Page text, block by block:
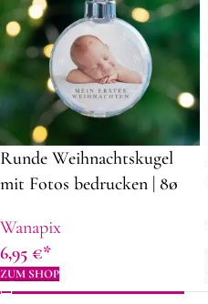
Runde Weihnachtskugel
mit Fotos bedrucken | 8ø
Plastik | Dekorationsidee
für Weihnachten
Wanapix
6,95 €
ZUM SHOP